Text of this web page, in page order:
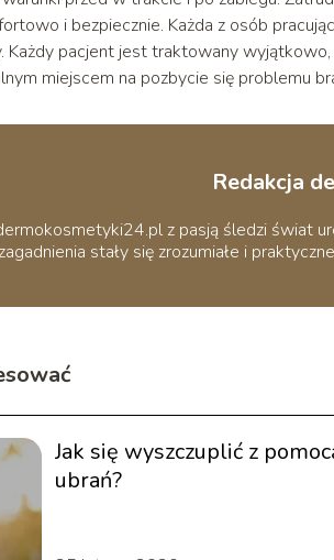
i bezpiecznie. Każda z osób
Każdy pacjent jest traktowany
miejscem na pozbycie się problemu
Redakcja
z pasją śledzi świat
stały się zrozumiałe i
Jak się wyszczuplić z
ubrań?